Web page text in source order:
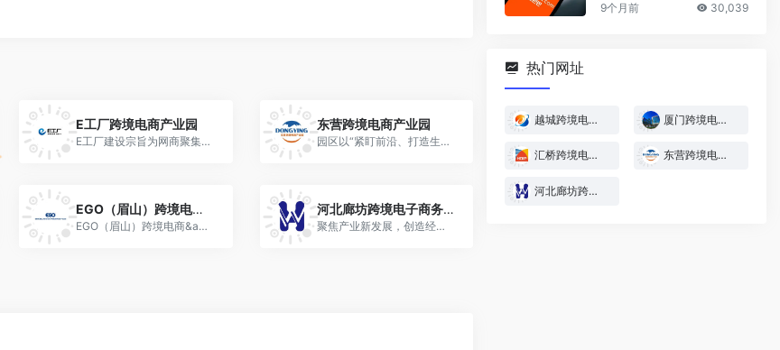
E工厂跨境电商产业园
E工厂建设宗旨为网商聚集，服务聚合，创新整合搭建跨境平台，培育优势企业，形成电子商务集群发展，打造具有一带一路属性的跨境电商全产业链综合服务园区。
东营跨境电商产业园
园区以“紧盯前沿、打造生态、沿链聚合、集群发展”为宗旨，打造集跨境电商平台、支付、货源、仓储、物流等一体的多产业、多区域的跨境电子商务产业生态体系。
EGO（眉山）跨境电商&数字经济产业园
EGO（眉山）跨境电商&amp;数字经济产业园是发展数字贸易及数字经济，打造国家级数字经济总部基地、西南区域跨境产品进出口集散地、省级数字贸易头部企业集聚地及省级数字经济及贸易人才培育的综合性园区。
河北廊坊跨境电子商务产业园
聚焦产业新发展，创造经济新引擎！未来河北廊坊跨境电子商务产业园将打造一个新载体，催生一个新产业，形成一个新出路，缓解一个新难题，夯实一块新基石，带动经济新增长，打造城市新名片！
9个月前 30,039
热门网址
越城跨境电商产业园 厦门跨境电商产业园
汇桥跨境电商产业园 东营跨境电商产业园
河北廊坊跨境电子商务产业园